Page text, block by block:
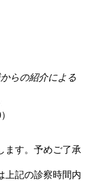
らの紹介による
ます。予めご了承
上記の診察時間内